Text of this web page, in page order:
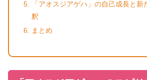
「アオスジアゲハ」の自己成長と
釈
まとめ